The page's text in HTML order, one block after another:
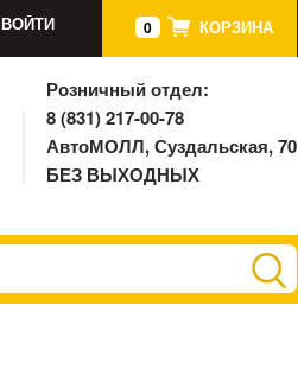
0 КОРЗИНА
ВОЙТИ
Розничный отдел:
8 (831) 217-00-78
АвтоМОЛЛ, Суздальская, 70
БЕЗ ВЫХОДНЫХ